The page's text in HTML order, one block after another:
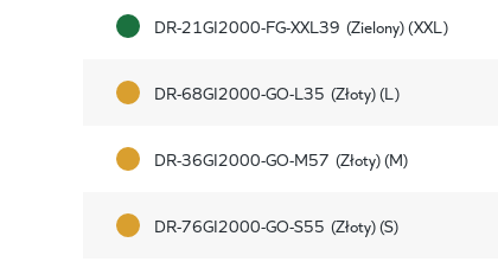
DR-21GI2000-FG-XXL39 (Zielony) (XXL)
DR-68GI2000-GO-L35 (Złoty) (L)
DR-36GI2000-GO-M57 (Złoty) (M)
DR-76GI2000-GO-S55 (Złoty) (S)